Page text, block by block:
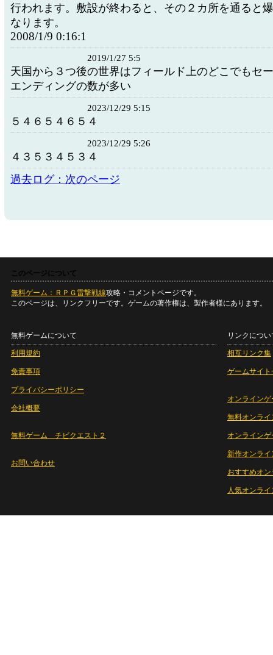
行われます。敷設が終わると、その２カ所を通ると
なります。
2008/1/9 0:16:1
2019/1/27 5:5
天国から３つ後の世界はフィールド上のどこでもセ
エンディングの数が多い
2023/12/29 5:15
５４６５４６５４
2023/12/29 5:26
４３５３４５３４
過去ログ：次のページ
このページについて
無料ゲーム：ＲＰＧ雷撃戦線攻略・コメントページです。
このページは、リンクフリーです。ゲームの著作権は、製作者様にあります。
無料ゲームについて
利用規約
免責事項
プライバシーポリシー
会社概要
無料ゲーム チビクエスト２
お問い合わせ
リンクについ
相互リンク集
ゲームサイト
オンラインゲ
無料オンライ
オンライン
新作オンライ
おすすめオ
人気オンラ